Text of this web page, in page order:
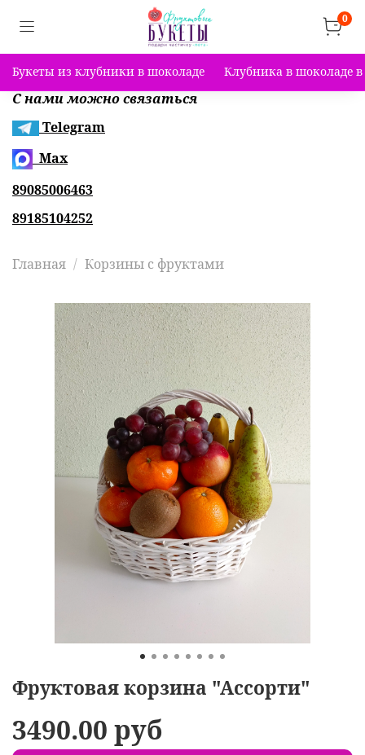
0
Букеты из клубники в шоколаде Клубника в шоколаде в
С нами можно связаться
Telegram
Max
89085006463
89185104252
Главная Корзины с фруктами
Фруктовая корзина "Ассорти"
3490.00 руб